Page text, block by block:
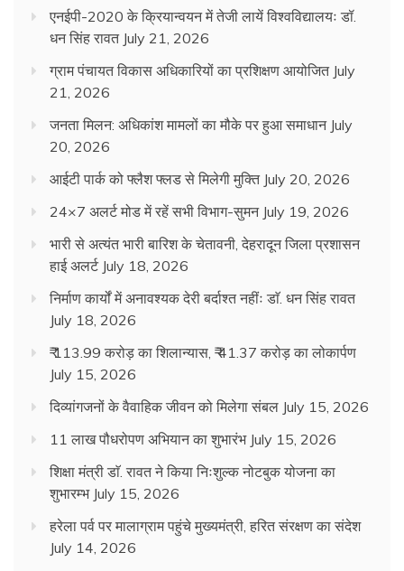
एनईपी-2020 के क्रियान्वयन में तेजी लायें विश्वविद्यालयः डॉ.
धन सिंह रावत July 21, 2026
ग्राम पंचायत विकास अधिकारियों का प्रशिक्षण आयोजित July
21, 2026
जनता मिलन: अधिकांश मामलों का मौके पर हुआ समाधान July
20, 2026
आईटी पार्क को फ्लैश फ्लड से मिलेगी मुक्ति July 20, 2026
24×7 अलर्ट मोड में रहें सभी विभाग-सुमन July 19, 2026
भारी से अत्यंत भारी बारिश के चेतावनी, देहरादून जिला प्रशासन
हाई अलर्ट July 18, 2026
निर्माण कार्यों में अनावश्यक देरी बर्दाश्त नहींः डाॅ. धन सिंह रावत
July 18, 2026
₹ 113.99 करोड़ का शिलान्यास, ₹ 41.37 करोड़ का लोकार्पण
July 15, 2026
दिव्यांगजनों के वैवाहिक जीवन को मिलेगा संबल July 15, 2026
11 लाख पौधरोपण अभियान का शुभारंभ July 15, 2026
शिक्षा मंत्री डाॅ. रावत ने किया निःशुल्क नोटबुक योजना का
शुभारम्भ July 15, 2026
हरेला पर्व पर मालाग्राम पहुंचे मुख्यमंत्री, हरित संरक्षण का संदेश
July 14, 2026